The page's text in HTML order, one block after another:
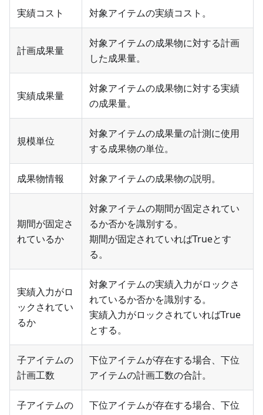
実績コスト 対象アイテムの実績コスト。
計画成果量
対象アイテムの成果物に対する計画
した成果量。
実績成果量
対象アイテムの成果物に対する実績
の成果量。
規模単位
対象アイテムの成果量の計測に使用
する成果物の単位。
成果物情報 対象アイテムの成果物の説明。
期間が固定さ
れているか
対象アイテムの期間が固定されてい
るか否かを識別する。
期間が固定されていればTrueとす
る。
実績入力がロ
ックされてい
るか
対象アイテムの実績入力がロックさ
れているか否かを識別する。
実績入力がロックされていればTrue
とする。
子アイテムの
計画工数
下位アイテムが存在する場合、下位
アイテムの計画工数の合計。
子アイテムの
下位アイテムが存在する場合、下位